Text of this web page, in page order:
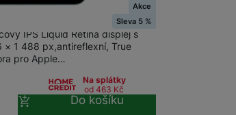
128GB - Blue
Akce
Sleva 5 %
IPS Liquid Retina displej s
× 1 488 px,antireflexní, True
pro Apple…
Na splátky
od 463 Kč
Do košíku